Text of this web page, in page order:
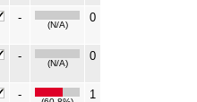
-
(N/A)
0
-
(N/A)
0
- 1